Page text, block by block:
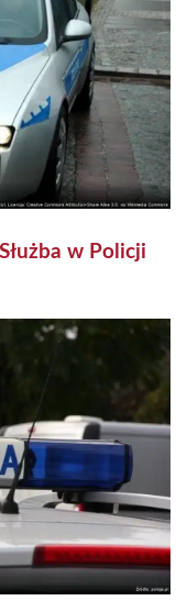
w Policji